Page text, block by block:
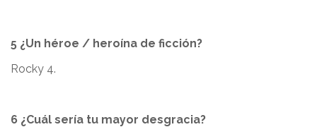
5 ¿Un héroe / heroína de ficción?
Rocky 4.
6 ¿Cuál sería tu mayor desgracia?